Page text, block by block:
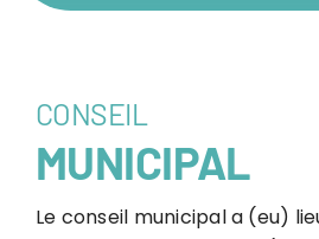
CONSEIL
MUNICIPAL
Le conseil municipal a (eu)